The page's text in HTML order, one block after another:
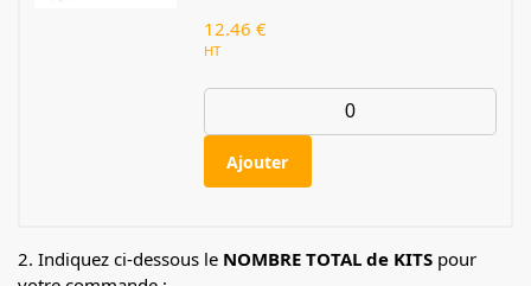
12.46 €
HT
Ajouter
2. Indiquez ci-dessous le NOMBRE TOTAL de KITS pour